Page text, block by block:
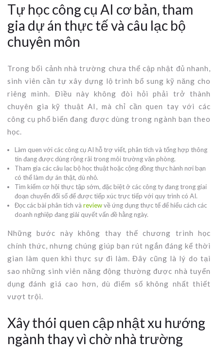
Tự học công cụ AI cơ bản, tham
gia dự án thực tế và câu lạc bộ
chuyên môn
Trong bối cảnh nhà trường chưa thể cập nhật đủ nhanh,
sinh viên cần tự xây dựng lộ trình bổ sung kỹ năng cho
riêng mình. Điều này không đòi hỏi phải trở thành
chuyên gia kỹ thuật AI, mà chỉ cần quen tay với các
công cụ phổ biến đang được dùng trong ngành bạn theo
học.
Làm quen với các công cụ AI hỗ trợ viết, phân tích và tổng hợp thông
tin đang được dùng rộng rãi trong môi trường văn phòng.
Tham gia các câu lạc bộ học thuật hoặc cộng đồng thực hành nơi bạn
có thể làm dự án thật, dù nhỏ.
Tìm kiếm cơ hội thực tập sớm, đặc biệt ở các công ty đang trong giai
đoạn chuyển đổi số để được tiếp xúc trực tiếp với quy trình có AI.
Đọc các bài phân tích và reviewvề ứng dụng thực tế để hiểu cách các
doanh nghiệp đang giải quyết vấn đề hằng ngày.
Những bước này không thay thế chương trình học
chính thức, nhưng chúng giúp bạn rút ngắn đáng kể thời
gian làm quen khi thực sự đi làm. Đây cũng là lý do tại
sao những sinh viên năng động thường được nhà tuyển
dụng đánh giá cao hơn, dù điểm số không nhất thiết
vượt trội.
Xây thói quen cập nhật xu hướng
ngành thay vì chờ nhà trường